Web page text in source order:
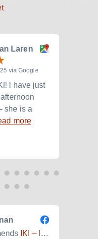
Laren
via Google
I have just
she is a
more
IKI – Internationales Kulturinstitut